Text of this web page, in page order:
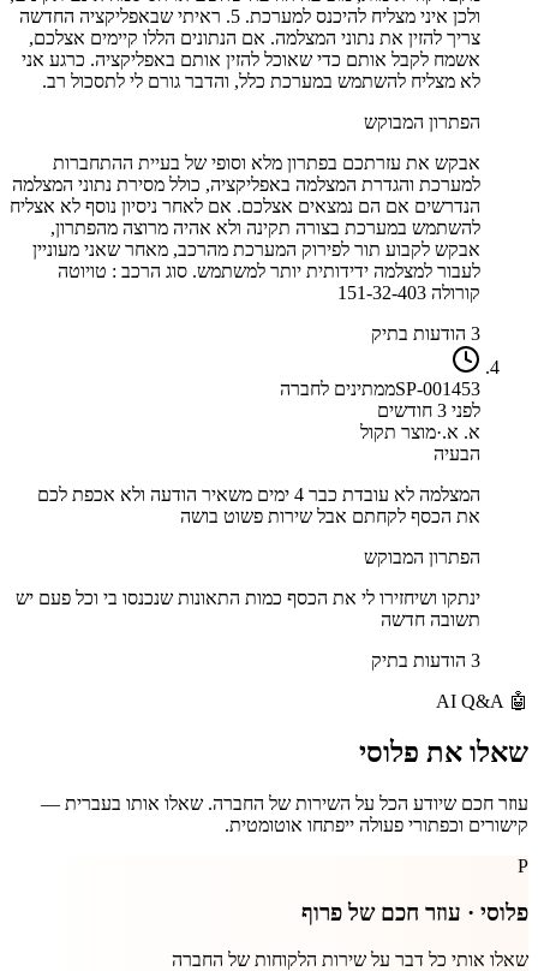
ולכן איני מצליח להיכנס למערכת. 5. ראיתי שבאפליקציה החדשה
צריך להזין את נתוני המצלמה. אם הנתונים הללו קיימים אצלכם,
אשמח לקבל אותם כדי שאוכל להזין אותם באפליקציה. כרגע אני
לא מצליח להשתמש במערכת כלל, והדבר גורם לי לתסכול רב.
הפתרון המבוקש
אבקש את עזרתכם בפתרון מלא וסופי של בעיית ההתחברות
למערכת והגדרת המצלמה באפליקציה, כולל מסירת נתוני המצלמה
הנדרשים אם הם נמצאים אצלכם. אם לאחר ניסיון נוסף לא אצליח
להשתמש במערכת בצורה תקינה ולא אהיה מרוצה מהפתרון,
אבקש לקבוע תור לפירוק המערכת מהרכב, מאחר שאני מעוניין
לעבור למצלמה ידידותית יותר למשתמש. סוג הרכב : טויוטה
קורולה 151-32-403
3 הודעות בתיק
SP-001453ממתינים לחברה
לפני 3 חודשים
א. א.·מוצר תקול
הבעיה
המצלמה לא עובדת כבר 4 ימים משאיר הודעה ולא אכפת לכם
את הכסף לקחתם אבל שירות פשוט בושה
הפתרון המבוקש
ינתקו ושיחזירו לי את הכסף כמות התאונות שנכנסו בי וכל פעם יש
תשובה חדשה
3 הודעות בתיק
🤖
AI Q&A
שאלו את פלוסי
עוזר חכם שיודע הכל על השירות של החברה. שאלו אותו בעברית —
קישורים וכפתורי פעולה ייפתחו אוטומטית.
P
פלוסי · עוזר חכם של פרוף
שאלו אותי כל דבר על שירות הלקוחות של החברה